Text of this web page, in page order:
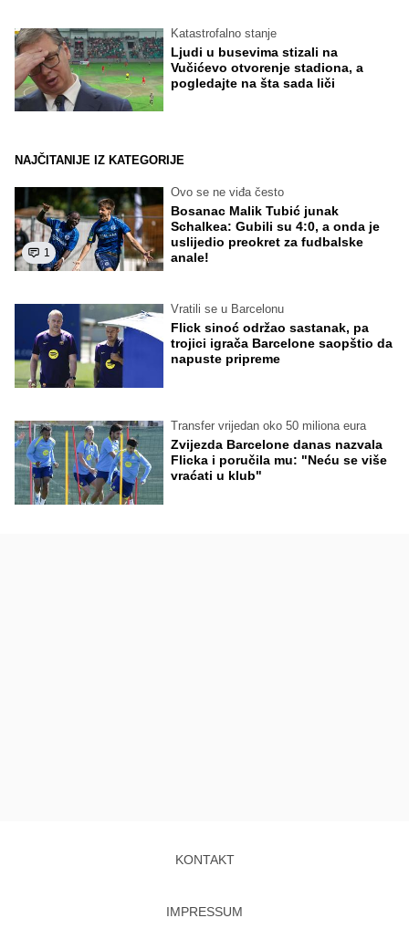
Katastrofalno stanje
Ljudi u busevima stizali na
Vučićevo otvorenje stadiona, a
pogledajte na šta sada liči
NAJČITANIJE IZ KATEGORIJE
1
Ovo se ne viđa često
Bosanac Malik Tubić junak
Schalkea: Gubili su 4:0, a onda je
uslijedio preokret za fudbalske
anale!
Vratili se u Barcelonu
Flick sinoć održao sastanak, pa
trojici igrača Barcelone saopštio da
napuste pripreme
Transfer vrijedan oko 50 miliona eura
Zvijezda Barcelone danas nazvala
Flicka i poručila mu: "Neću se više
vraćati u klub"
KONTAKT
IMPRESSUM